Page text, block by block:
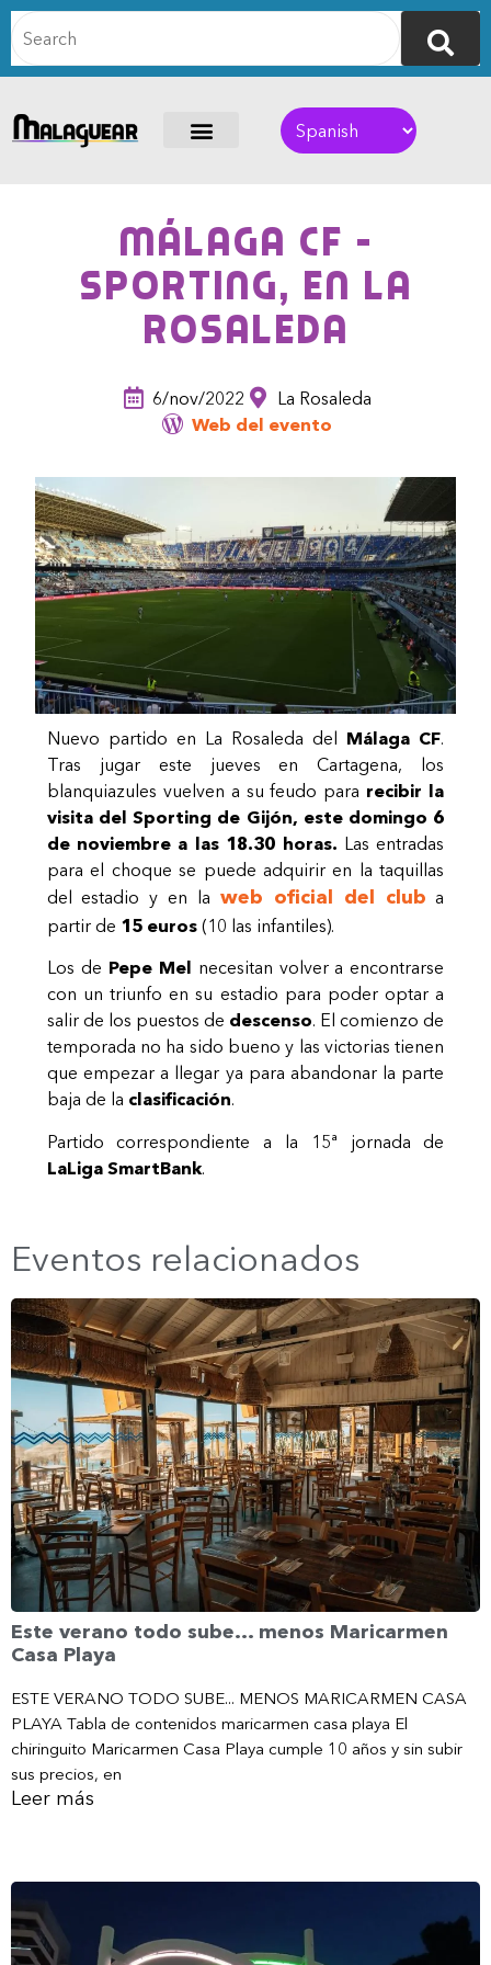
Málaga CF –
Sporting, en La
Rosaleda
6/nov/2022
La Rosaleda
Web del evento
Nuevo partido en La Rosaleda del Málaga CF.
Tras jugar este jueves en Cartagena, los
blanquiazules vuelven a su feudo para recibir la
visita del Sporting de Gijón, este domingo 6
de noviembre a las 18.30 horas. Las entradas
para el choque se puede adquirir en la taquillas
del estadio y en la web oficial del club a
partir de 15 euros(10 las infantiles).
Los de Pepe Mel necesitan volver a encontrarse
con un triunfo en su estadio para poder optar a
salir de los puestos de descenso. El comienzo de
temporada no ha sido bueno y las victorias tienen
que empezar a llegar ya para abandonar la parte
baja de la clasificación.
Partido correspondiente a la 15ª jornada de
LaLiga SmartBank.
Eventos relacionados
Este verano todo sube… menos Maricarmen
Casa Playa
ESTE VERANO TODO SUBE... MENOS MARICARMEN CASA
PLAYA Tabla de contenidos maricarmen casa playa El
chiringuito Maricarmen Casa Playa cumple 10 años y sin subir
sus precios, en
Leer más